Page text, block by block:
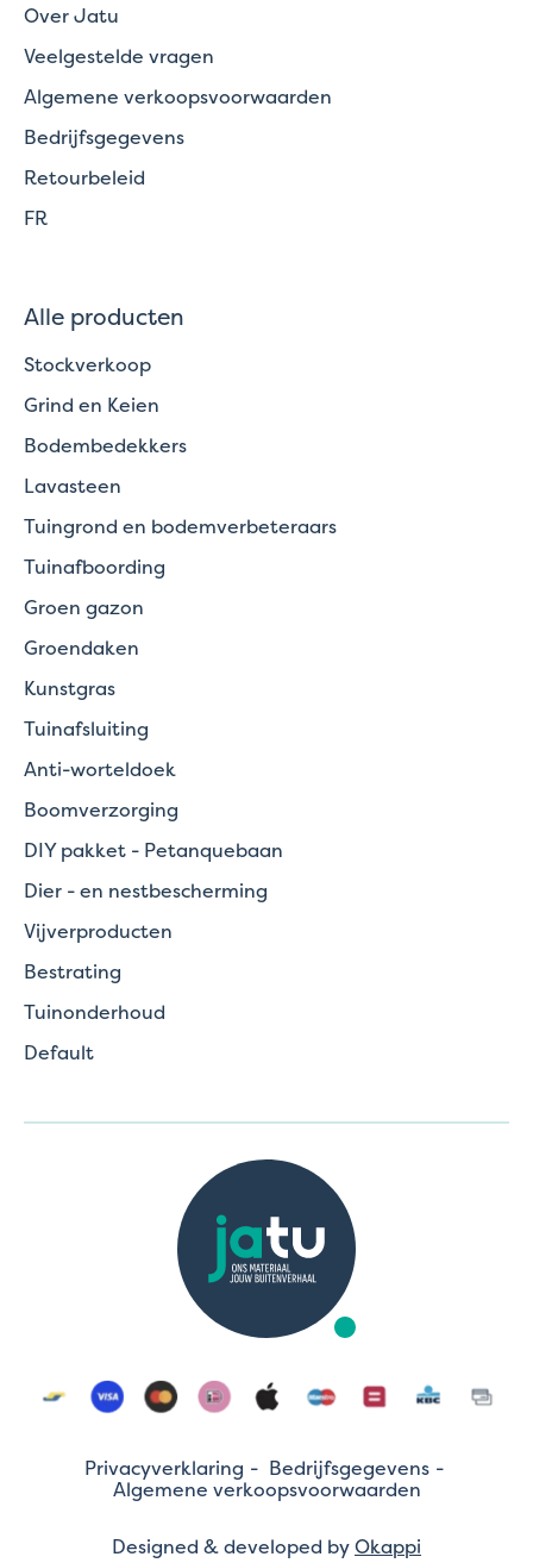
Over Jatu
Veelgestelde vragen
Algemene verkoopsvoorwaarden
Bedrijfsgegevens
Retourbeleid
FR
Alle producten
Stockverkoop
Grind en Keien
Bodembedekkers
Lavasteen
Tuingrond en bodemverbeteraars
Tuinafboording
Groen gazon
Groendaken
Kunstgras
Tuinafsluiting
Anti-worteldoek
Boomverzorging
DIY pakket - Petanquebaan
Dier - en nestbescherming
Vijverproducten
Bestrating
Tuinonderhoud
Default
Privacyverklaring
Bedrijfsgegevens
Algemene verkoopsvoorwaarden
Designed & developed byOkappi